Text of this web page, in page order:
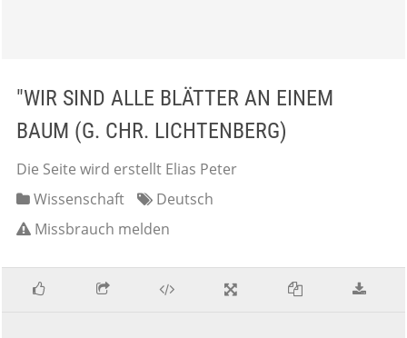
"WIR SIND ALLE BLÄTTER AN EINEM
BAUM (G. CHR. LICHTENBERG)
Die Seite wird erstellt Elias Peter
Wissenschaft
Deutsch
Missbrauch melden